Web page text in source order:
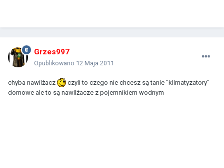
Grzes997
Opublikowano 12 Maja 2011
chyba nawilżacz
czyli to czego nie chcesz są tanie "klimatyzatory"
domowe ale to są nawilżacze z pojemnikiem wodnym